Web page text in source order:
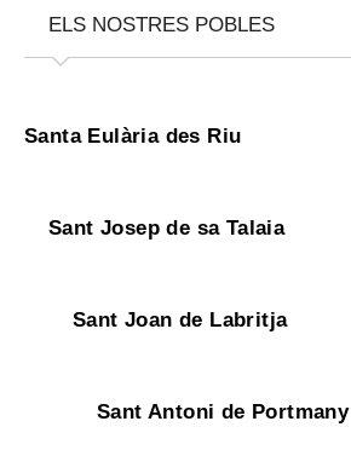
ELS NOSTRES POBLES
Santa Eulària des Riu
Sant Josep de sa Talaia
Sant Joan de Labritja
Sant Antoni de Portmany